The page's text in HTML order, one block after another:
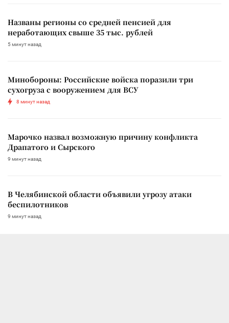
Названы регионы со средней пенсией для
неработающих свыше 35 тыс. рублей
5 минут назад
Минобороны: Российские войска поразили три
сухогруза с вооружением для ВСУ
8 минут назад
Марочко назвал возможную причину конфликта
Драпатого и Сырского
9 минут назад
В Челябинской области объявили угрозу атаки
беспилотников
9 минут назад